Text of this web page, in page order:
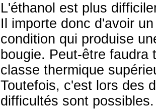
L'éthanol est plus
Il importe donc d'avoir
condition qui produise
bougie. Peut-être faudra
classe thermique
Toutefois, c'est lors des
difficultés sont possibles.